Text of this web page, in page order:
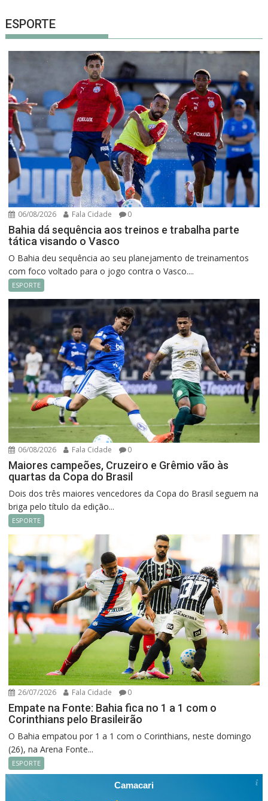
ESPORTE
06/08/2026 Fala Cidade 0
Bahia dá sequência aos treinos e trabalha parte
tática visando o Vasco
O Bahia deu sequência ao seu planejamento de treinamentos
com foco voltado para o jogo contra o Vasco....
ESPORTE
06/08/2026 Fala Cidade 0
Maiores campeões, Cruzeiro e Grêmio vão às
quartas da Copa do Brasil
Dois dos três maiores vencedores da Copa do Brasil seguem na
briga pelo título da edição...
ESPORTE
26/07/2026 Fala Cidade 0
Empate na Fonte: Bahia fica no 1 a 1 com o
Corinthians pelo Brasileirão
O Bahia empatou por 1 a 1 com o Corinthians, neste domingo
(26), na Arena Fonte...
ESPORTE
Camacari